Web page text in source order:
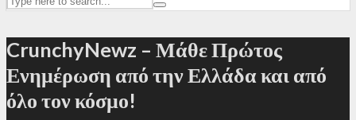
CrunchyNewz – Μάθε Πρώτος
Ενημέρωση από την Ελλάδα και από
όλο τον κόσμο!